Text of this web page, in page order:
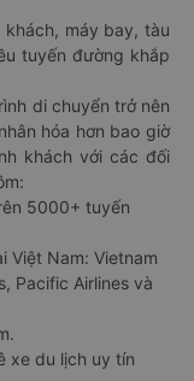
máy bay, tàu
tuyến đường khắp
di chuyển trở nên
hóa hơn bao giờ
khách với các đối
5000+ tuyến
Việt Nam: Vietnam
Pacific Airlines và
xe du lịch uy tín